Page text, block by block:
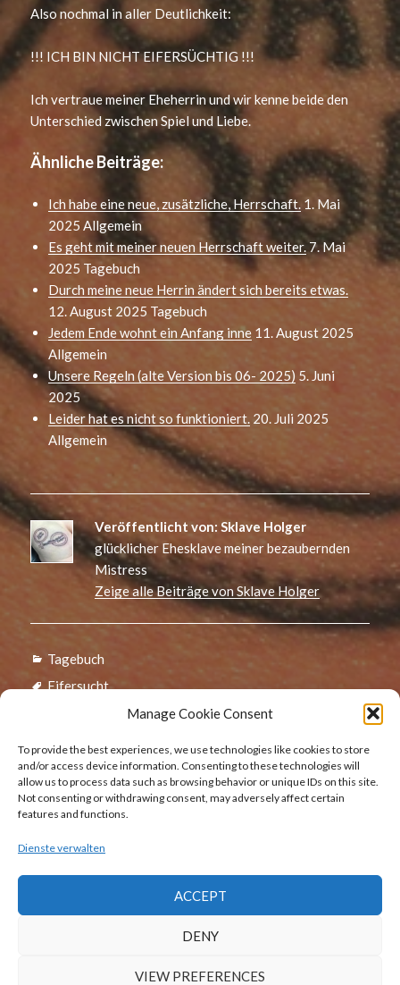
Manage Cookie Consent
To provide the best experiences, we use technologies like cookies to store
and/or access device information. Consenting to these technologies will
allow us to process data such as browsing behavior or unique IDs on this site.
Not consenting or withdrawing consent, may adversely affect certain
features and functions.
Dienste verwalten
ACCEPT
DENY
VIEW PREFERENCES
Also nochmal in aller Deutlichkeit:
!!! ICH BIN NICHT EIFERSÜCHTIG !!!
Ich vertraue meiner Eheherrin und wir kenne beide den
Unterschied zwischen Spiel und Liebe.
Ähnliche Beiträge:
Ich habe eine neue, zusätzliche, Herrschaft. 1. Mai
2025 Allgemein
Es geht mit meiner neuen Herrschaft weiter.7. Mai
2025 Tagebuch
Durch meine neue Herrin ändert sich bereits etwas.
12. August 2025 Tagebuch
Jedem Ende wohnt ein Anfang inne 11. August 2025
Allgemein
Unsere Regeln (alte Version bis 06- 2025) 5. Juni
2025
Leider hat es nicht so funktioniert. 20. Juli 2025
Allgemein
Veröffentlicht von: Sklave Holger
glücklicher Ehesklave meiner bezaubernden
Mistress
Zeige alle Beiträge von Sklave Holger
Kategorien
Tagebuch
Schlagwörter
Eifersucht
Beitragsnavigation
Zurück
Vorheriger
Beitrag:
29. Januar 2017 (Wochenbericht)
Weiter
12. Februar 2017 (Wochenbericht)